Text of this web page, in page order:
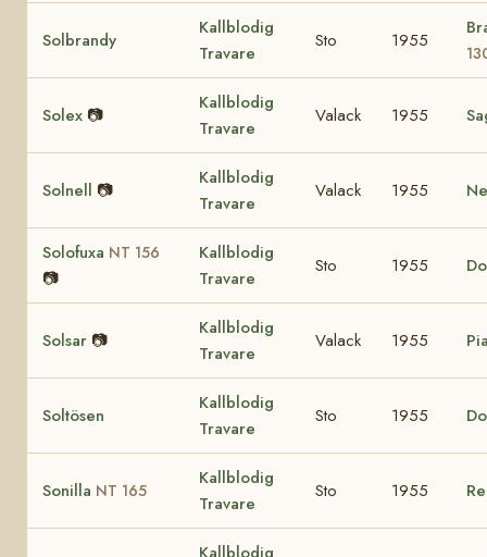
Solbrandy
Kallblodig
Travare
Sto 1955
Solex 📷
Kallblodig
Travare
Valack 1955
Solnell 📷
Kallblodig
Travare
Valack 1955
Solofuxa NT 156
📷
Kallblodig
Travare
Sto 1955
Solsar 📷
Kallblodig
Travare
Valack 1955
Soltösen
Kallblodig
Travare
Sto 1955
Sonilla NT 165
Kallblodig
Travare
Sto 1955
Kallblodig